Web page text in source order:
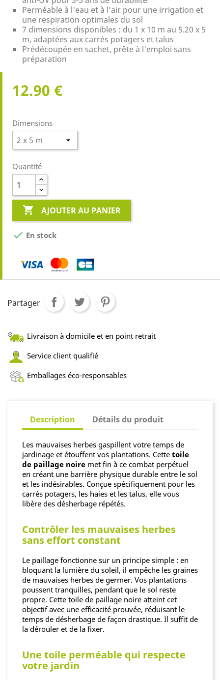
Perméable à l'eau et à l'air pour une irrigation et
une respiration optimales du sol
7 dimensions disponibles : du 1 x 10 m au 5.20 x 5
m, adaptées aux carrés potagers et talus
Prédécoupée en sachet, prête à l'emploi sans
préparation
12.90 €
Dimensions
Quantité
 AJOUTER AU PANIER
 En stock
Partager
Livraison à domicile et en point retrait
Service client qualifié
Emballages éco-responsables
Description Détails du produit
Les mauvaises herbes gaspillent votre temps de
jardinage et étouffent vos plantations. Cette toile
de paillage noire met fin à ce combat perpétuel
en créant une barrière physique durable entre le sol
et les indésirables. Conçue spécifiquement pour les
carrés potagers, les haies et les talus, elle vous
libère des désherbage répétés.
Contrôler les mauvaises herbes
sans effort constant
Le paillage fonctionne sur un principe simple : en
bloquant la lumière du soleil, il empêche les graines
de mauvaises herbes de germer. Vos plantations
poussent tranquilles, pendant que le sol reste
propre. Cette toile de paillage noire atteint cet
objectif avec une efficacité prouvée, réduisant le
temps de désherbage de façon drastique. Il suffit de
la dérouler et de la fixer.
Une toile perméable qui respecte
votre jardin